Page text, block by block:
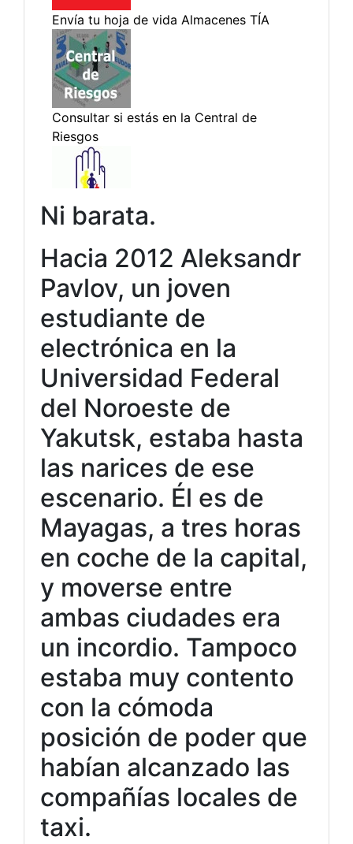
Ni barata.
Hacia 2012 Aleksandr
Pavlov, un joven
estudiante de
electrónica en la
Universidad Federal
del Noroeste de
Yakutsk, estaba hasta
las narices de ese
escenario. Él es de
Mayagas, a tres horas
en coche de la capital,
y moverse entre
ambas ciudades era
un incordio. Tampoco
estaba muy contento
con la cómoda
posición de poder que
habían alcanzado las
compañías locales de
taxi.